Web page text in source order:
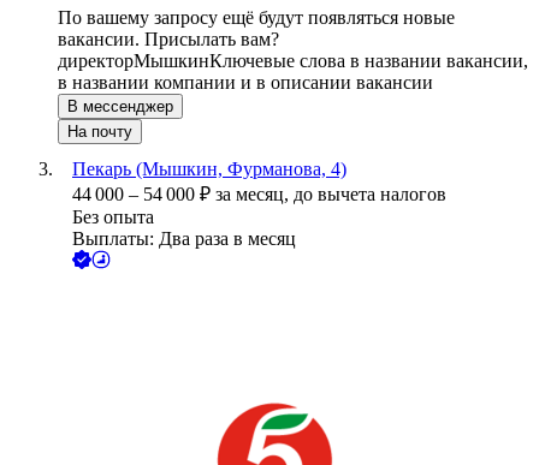
По вашему запросу ещё будут появляться новые
вакансии. Присылать вам?
директорМышкинКлючевые слова в названии вакансии,
в названии компании и в описании вакансии
В мессенджер
На почту
Пекарь (Мышкин, Фурманова, 4)
44 000 – 54 000 ₽ за месяц, до вычета налогов
Без опыта
Выплаты: Два раза в месяц